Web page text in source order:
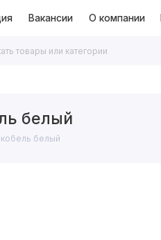
Вакансии О компании
белый
белый